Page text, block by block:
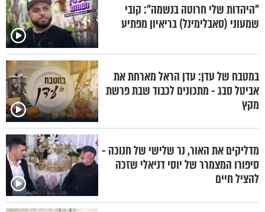
"היהדות שלי חרוטה בנשמה": קובי
שמעוני (סאבלימינל) בריאיון מפתיע
במטבח של עדן: עדן הראל מארחת את
אביטל סבג - מתכונים לכבוד שבת פרשת
מקץ
מדליקים את האור, נר שלישי של חנוכה -
סיפורו המצמרר של יוסי דניאלי שזכה
להציל חיים